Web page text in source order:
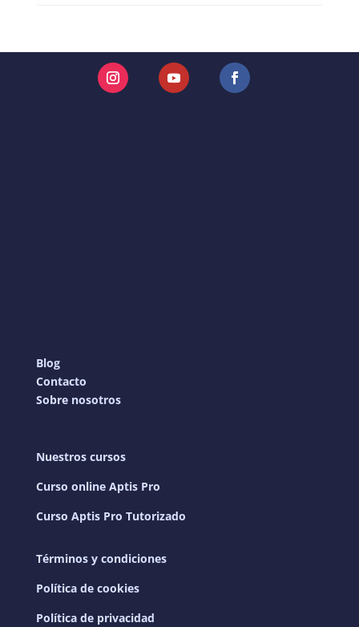
Instagram YouTube Facebook
Blog
Contacto
Sobre nosotros
Nuestros cursos
Curso online Aptis Pro
Curso Aptis Pro Tutorizado
Términos y condiciones
Política de cookies
Política de privacidad